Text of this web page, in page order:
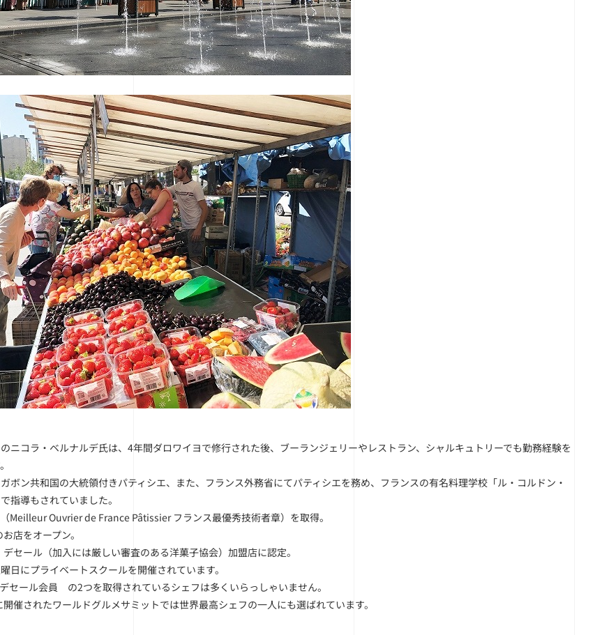
ニコラ・ベルナルデ氏は、4年間ダロワイヨで修行された後、ブーランジェリーやレストラン、シャルキュトリーでも勤務経験を
ボン共和国の大統領付きパティシエ、また、フランス外務省にてパティシエを務め、フランスの有名料理学校「ル・コルドン・
指導もされていました。
Meilleur Ouvrier de France Pâtissier フランス最優秀技術者章）を取得。
店をオープン。
セール（加入には厳しい審査のある洋菓子協会）加盟店に認定。
日にプライベートスクールを開催されています。
セール会員 の2つを取得されているシェフは多くいらっしゃいません。
催されたワールドグルメサミットでは世界最高シェフの一人にも選ばれています。